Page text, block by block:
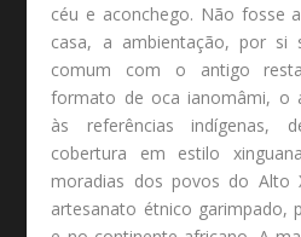
céu e aconchego. Não fosse
casa, a ambientação, por si
comum com o antigo
formato de oca ianomâmi, o
às referências indígenas,
cobertura em estilo
moradias dos povos do Alto
artesanato étnico garimpado,